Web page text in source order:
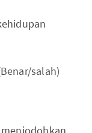
salah)